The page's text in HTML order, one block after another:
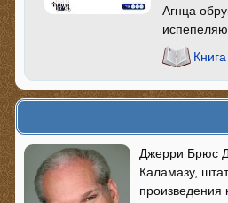
Агнца
Джерри Брюс
Каламазу,
произведения